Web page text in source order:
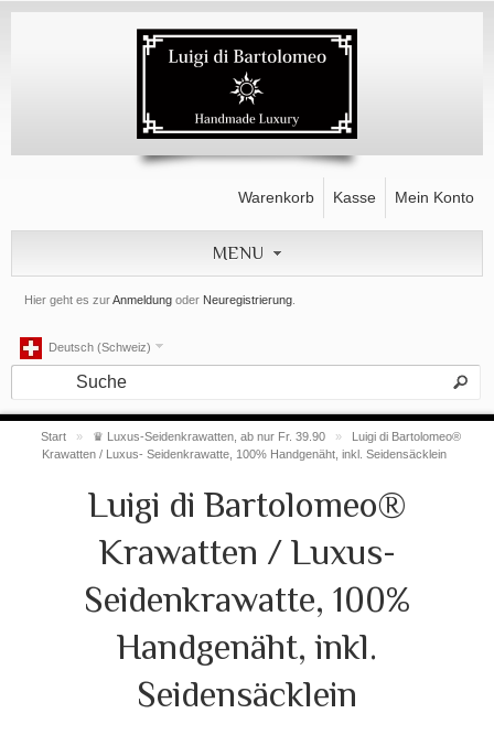
Hier geht es zurAnmeldung oder Neuregistrierung
Warenkorb Kasse Mein Konto
MENU
Deutsch (Schweiz)
Start » ♛ Luxus-Seidenkrawatten, ab nur Fr. 39.90 »
Luigi di Bartolomeo®
Krawatten / Luxus- Seidenkrawatte, 100% Handgenäht, inkl. Seidensäcklein
Luigi di Bartolomeo®
Krawatten / Luxus-
Seidenkrawatte, 100%
Handgenäht, inkl.
Seidensäcklein